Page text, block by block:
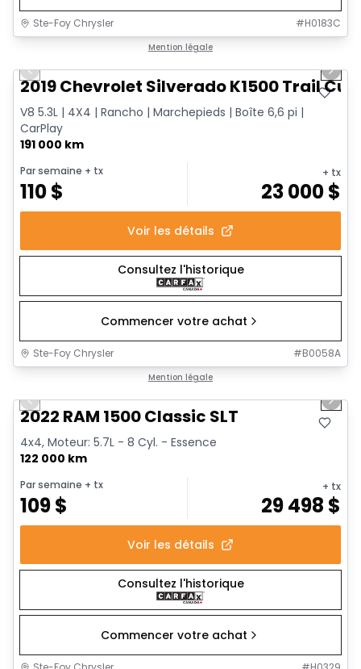
Ste-Foy Chrysler #H0183C
Mention légale
Previous slide Next
2019 Chevrolet Silverado K1500 Trail
V8 5.3L | 4X4 | Rancho | Marchepieds | Boîte 6,6 pi |
CarPlay
191 000 km
Par semaine + tx
110$
+ tx
23 000$
Voir les détails
Consultez l'historique
Commencer votre achat
Ste-Foy Chrysler #B0058A
Mention légale
Previous slide Next
2022 RAM 1500 Classic SLT
4x4, Moteur: 5.7L - 8 Cyl. - Essence
122 000 km
Par semaine + tx
109$
+ tx
29 498 $
Voir les détails
Consultez l'historique
Commencer votre achat